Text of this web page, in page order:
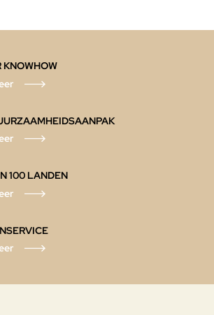
100 LANDEN